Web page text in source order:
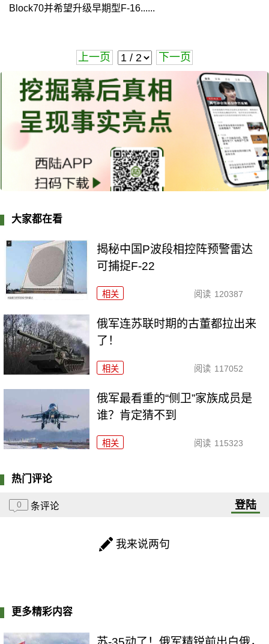
Block70并希望升级早期型F-16......
上一页 下一页
大家都在看
揭秘中国P波段相控阵预警雷达
可捕捉F-22
相关 阅读 120387
俄军连苏联时期的古董都拉出来
了！
相关 阅读 117052
俄军最看重的“侧卫”家族成员是
谁？肯定猜不到
相关 阅读 115323
热门评论
0 条评论 登陆
我来说两句
更多精彩内容